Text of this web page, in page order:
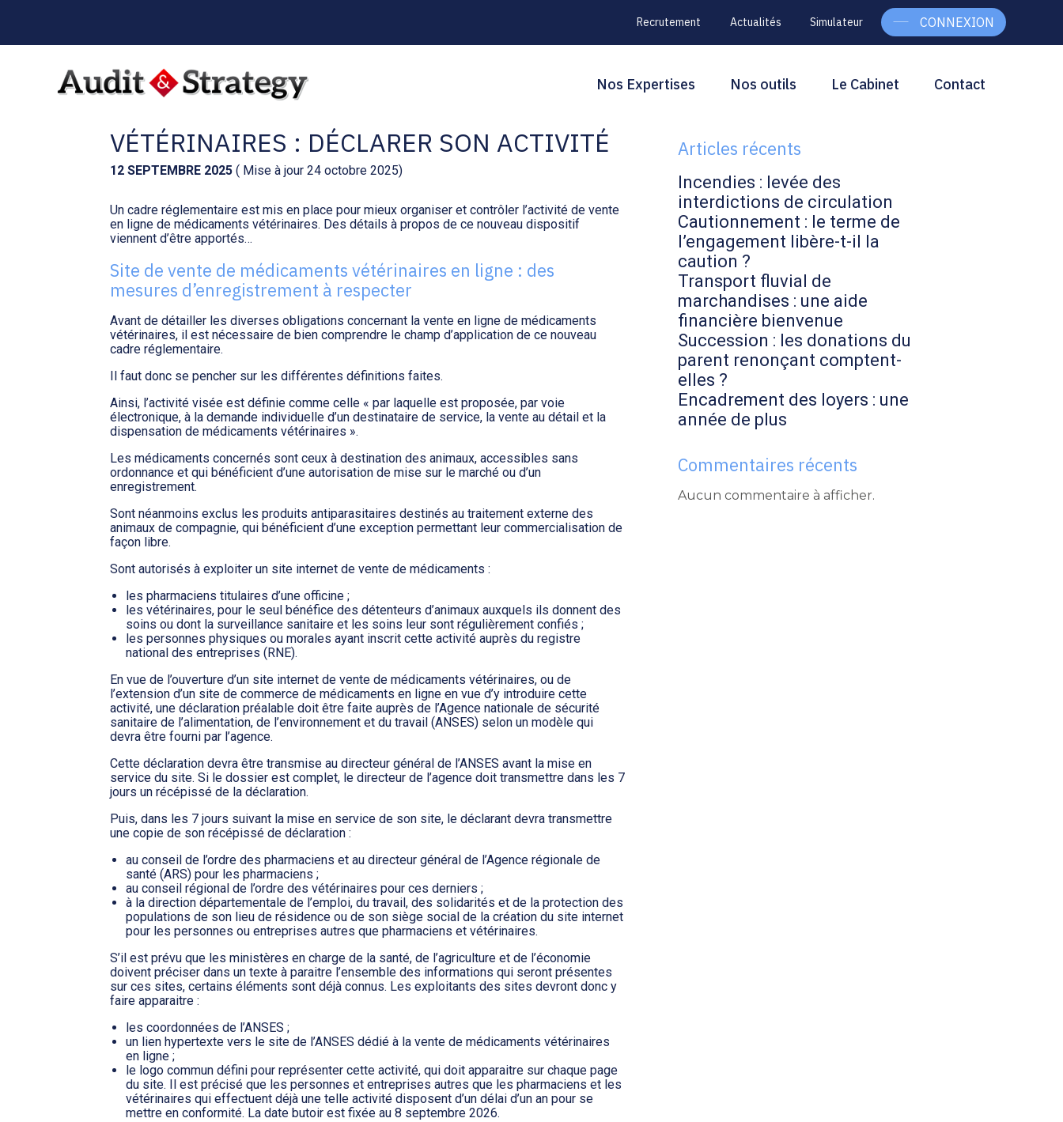
sub-
header
Recrutement Actualités Simulateur CONNEXION
Aller
Principal
Nos Expertises Nos outils Le Cabinet Contact
VÉTÉRINAIRES : DÉCLARER SON ACTIVITÉ
12 SEPTEMBRE 2025 ( Mise à jour 24 octobre 2025)
Un cadre réglementaire est mis en place pour mieux organiser et contrôler l’activité de vente
en ligne de médicaments vétérinaires. Des détails à propos de ce nouveau dispositif
viennent d’être apportés…
Site de vente de médicaments vétérinaires en ligne : des
mesures d’enregistrement à respecter
Avant de détailler les diverses obligations concernant la vente en ligne de médicaments
vétérinaires, il est nécessaire de bien comprendre le champ d’application de ce nouveau
cadre réglementaire.
Il faut donc se pencher sur les différentes définitions faites.
Ainsi, l’activité visée est définie comme celle « par laquelle est proposée, par voie
électronique, à la demande individuelle d’un destinataire de service, la vente au détail et la
dispensation de médicaments vétérinaires ».
Les médicaments concernés sont ceux à destination des animaux, accessibles sans
ordonnance et qui bénéficient d’une autorisation de mise sur le marché ou d’un
enregistrement.
Sont néanmoins exclus les produits antiparasitaires destinés au traitement externe des
animaux de compagnie, qui bénéficient d’une exception permettant leur commercialisation de
façon libre.
Sont autorisés à exploiter un site internet de vente de médicaments :
les pharmaciens titulaires d’une officine ;
les vétérinaires, pour le seul bénéfice des détenteurs d’animaux auxquels ils donnent des
soins ou dont la surveillance sanitaire et les soins leur sont régulièrement confiés ;
les personnes physiques ou morales ayant inscrit cette activité auprès du registre
national des entreprises (RNE).
En vue de l’ouverture d’un site internet de vente de médicaments vétérinaires, ou de
l’extension d’un site de commerce de médicaments en ligne en vue d’y introduire cette
activité, une déclaration préalable doit être faite auprès de l’Agence nationale de sécurité
sanitaire de l’alimentation, de l’environnement et du travail (ANSES) selon un modèle qui
devra être fourni par l’agence.
Cette déclaration devra être transmise au directeur général de l’ANSES avant la mise en
service du site. Si le dossier est complet, le directeur de l’agence doit transmettre dans les 7
jours un récépissé de la déclaration.
Puis, dans les 7 jours suivant la mise en service de son site, le déclarant devra transmettre
une copie de son récépissé de déclaration :
au conseil de l’ordre des pharmaciens et au directeur général de l’Agence régionale de
santé (ARS) pour les pharmaciens ;
au conseil régional de l’ordre des vétérinaires pour ces derniers ;
à la direction départementale de l’emploi, du travail, des solidarités et de la protection des
populations de son lieu de résidence ou de son siège social de la création du site internet
pour les personnes ou entreprises autres que pharmaciens et vétérinaires.
S’il est prévu que les ministères en charge de la santé, de l’agriculture et de l’économie
doivent préciser dans un texte à paraitre l’ensemble des informations qui seront présentes
sur ces sites, certains éléments sont déjà connus. Les exploitants des sites devront donc y
faire apparaitre :
les coordonnées de l’ANSES ;
un lien hypertexte vers le site de l’ANSES dédié à la vente de médicaments vétérinaires
en ligne ;
le logo commun défini pour représenter cette activité, qui doit apparaitre sur chaque page
du site. Il est précisé que les personnes et entreprises autres que les pharmaciens et les
vétérinaires qui effectuent déjà une telle activité disposent d’un délai d’un an pour se
mettre en conformité. La date butoir est fixée au 8 septembre 2026.
Blog
Rechercher
Articles récents
Incendies : levée des
interdictions de circulation
Cautionnement : le terme de
l’engagement libère-t-il la
caution ?
Transport fluvial de
marchandises : une aide
financière bienvenue
Succession : les donations du
parent renonçant comptent-
elles ?
Encadrement des loyers : une
année de plus
Commentaires récents
Aucun commentaire à afficher.